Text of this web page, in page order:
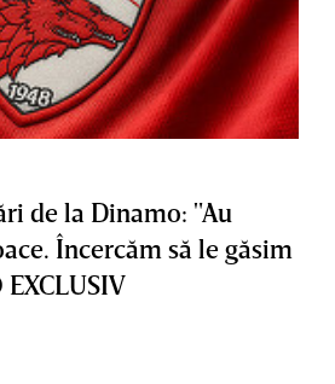
de la Dinamo: "Au
Încercăm să le găsim